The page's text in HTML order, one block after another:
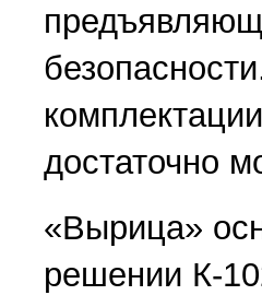
достаточно
«Вырица»
решении К-